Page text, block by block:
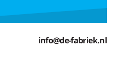
info@de-fabriek.nl